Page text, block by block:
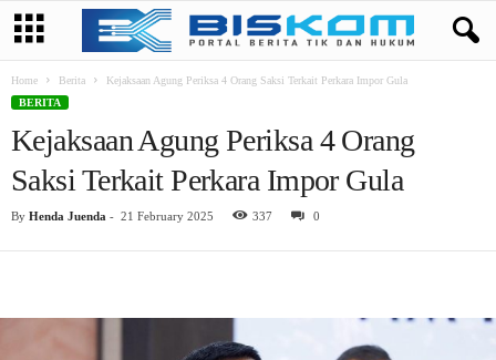
Home Berita
Kejaksaan Agung Periksa 4 Orang Saksi Terkait Perkara Impor Gula
BERITA
Kejaksaan Agung Periksa 4 Orang
Saksi Terkait Perkara Impor Gula
By Henda Juenda - 21 February 2025 337 0